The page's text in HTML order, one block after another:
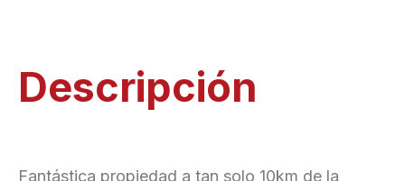
Descripción
Fantástica propiedad a tan solo 10km de la